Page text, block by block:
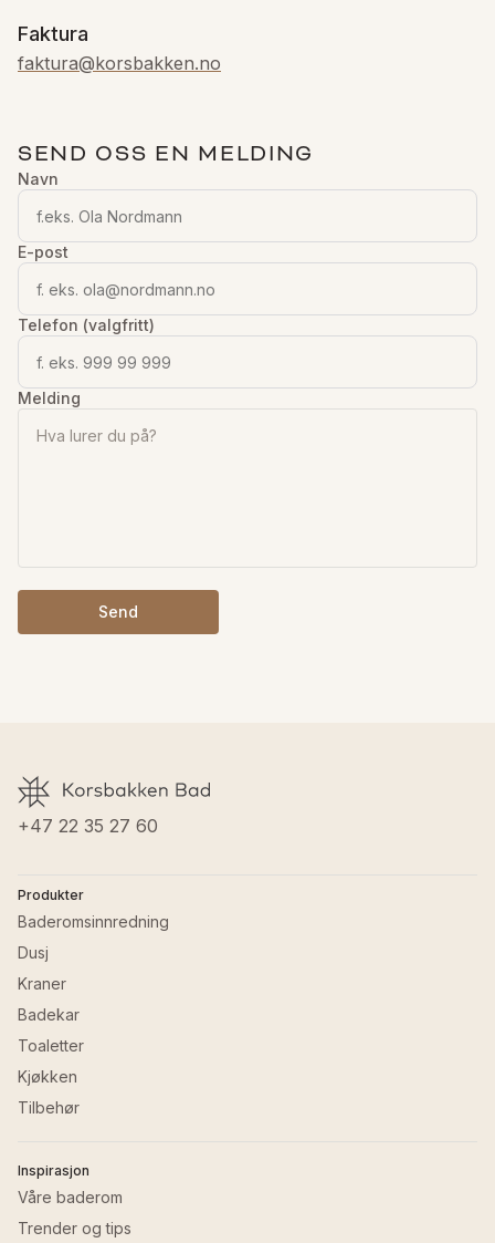
Faktura
faktura@korsbakken.no
SEND OSS EN MELDING
Navn
E-post
Telefon (valgfritt)
Melding
Send
+47 22 35 27 60
Produkter
Baderomsinnredning
Dusj
Kraner
Badekar
Toaletter
Kjøkken
Tilbehør
Inspirasjon
Våre baderom
Trender og tips